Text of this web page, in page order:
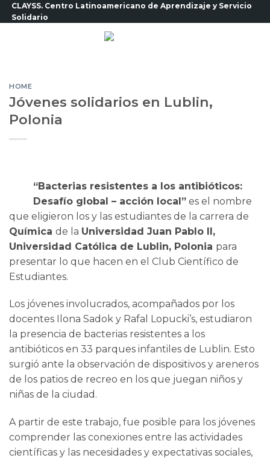
Saltar
al
CLAYSS. Centro Latinoamericano de Aprendizaje y Servicio
Solidario
HOME
Jóvenes solidarios en Lublin,
Polonia
“Bacterias resistentes a los antibióticos:
Desafío global – acción local” es el nombre
que eligieron los y las estudiantes de la carrera de
Química de la Universidad Juan Pablo II,
Universidad Católica de Lublin, Polonia para
presentar lo que hacen en el Club Científico de
Estudiantes.
Los jóvenes involucrados, acompañados por los
docentes Ilona Sadok y Rafal Lopucki’s, estudiaron
la presencia de bacterias resistentes a los
antibióticos en 33 parques infantiles de Lublin. Esto
surgió ante la observación de dispositivos y areneros
de los patios de recreo en los que juegan niños y
niñas de la ciudad.
A partir de este trabajo, fue posible para los jóvenes
comprender las conexiones entre las actividades
científicas y las necesidades y expectativas sociales,